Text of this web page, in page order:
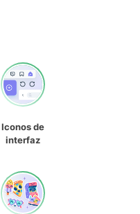
Iconos de
interfaz